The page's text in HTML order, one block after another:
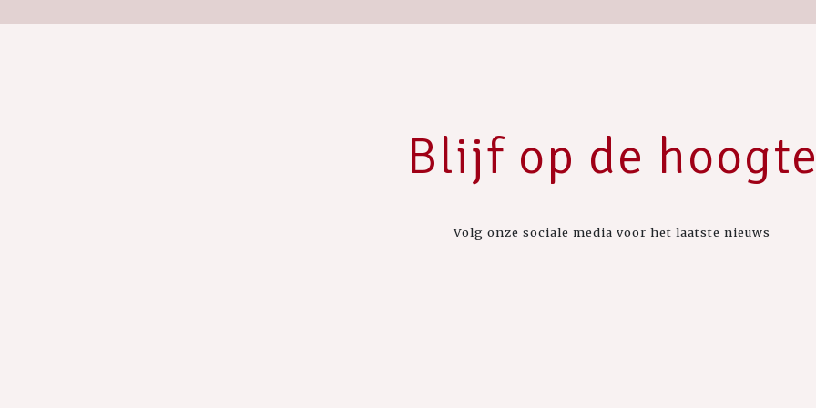
Blijf op de
Volg onze sociale media voor het laatste nieuws